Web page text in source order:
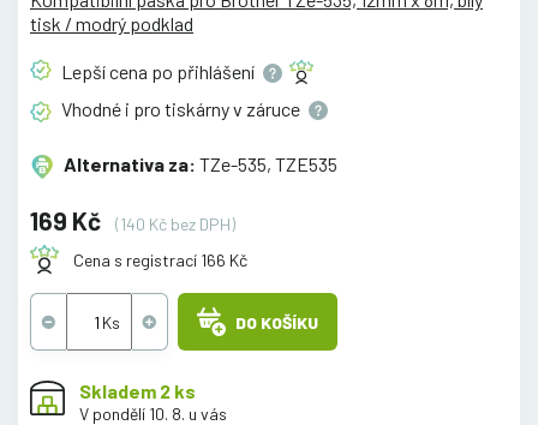
tisk / modrý podklad
Lepší cena po přihlášení
Vhodné i pro tiskárny v záruce
Alternativa za: TZe-535, TZE535
169 Kč
(140 Kč bez DPH)
Cena s registrací 166 Kč
DO KOŠÍKU
Skladem 2 ks
V pondělí 10. 8. u vás